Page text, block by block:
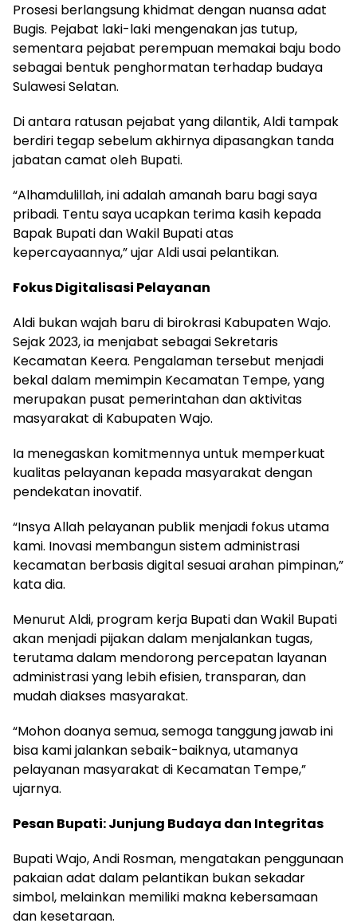
Prosesi berlangsung khidmat dengan nuansa adat
Bugis. Pejabat laki-laki mengenakan jas tutup,
sementara pejabat perempuan memakai baju bodo
sebagai bentuk penghormatan terhadap budaya
Sulawesi Selatan.
Di antara ratusan pejabat yang dilantik, Aldi tampak
berdiri tegap sebelum akhirnya dipasangkan tanda
jabatan camat oleh Bupati.
“Alhamdulillah, ini adalah amanah baru bagi saya
pribadi. Tentu saya ucapkan terima kasih kepada
Bapak Bupati dan Wakil Bupati atas
kepercayaannya,” ujar Aldi usai pelantikan.
Fokus Digitalisasi Pelayanan
Aldi bukan wajah baru di birokrasi Kabupaten Wajo.
Sejak 2023, ia menjabat sebagai Sekretaris
Kecamatan Keera. Pengalaman tersebut menjadi
bekal dalam memimpin Kecamatan Tempe, yang
merupakan pusat pemerintahan dan aktivitas
masyarakat di Kabupaten Wajo.
Ia menegaskan komitmennya untuk memperkuat
kualitas pelayanan kepada masyarakat dengan
pendekatan inovatif.
“Insya Allah pelayanan publik menjadi fokus utama
kami. Inovasi membangun sistem administrasi
kecamatan berbasis digital sesuai arahan pimpinan,”
kata dia.
Menurut Aldi, program kerja Bupati dan Wakil Bupati
akan menjadi pijakan dalam menjalankan tugas,
terutama dalam mendorong percepatan layanan
administrasi yang lebih efisien, transparan, dan
mudah diakses masyarakat.
“Mohon doanya semua, semoga tanggung jawab ini
bisa kami jalankan sebaik-baiknya, utamanya
pelayanan masyarakat di Kecamatan Tempe,”
ujarnya.
Pesan Bupati: Junjung Budaya dan Integritas
Bupati Wajo, Andi Rosman, mengatakan penggunaan
pakaian adat dalam pelantikan bukan sekadar
simbol, melainkan memiliki makna kebersamaan
dan kesetaraan.